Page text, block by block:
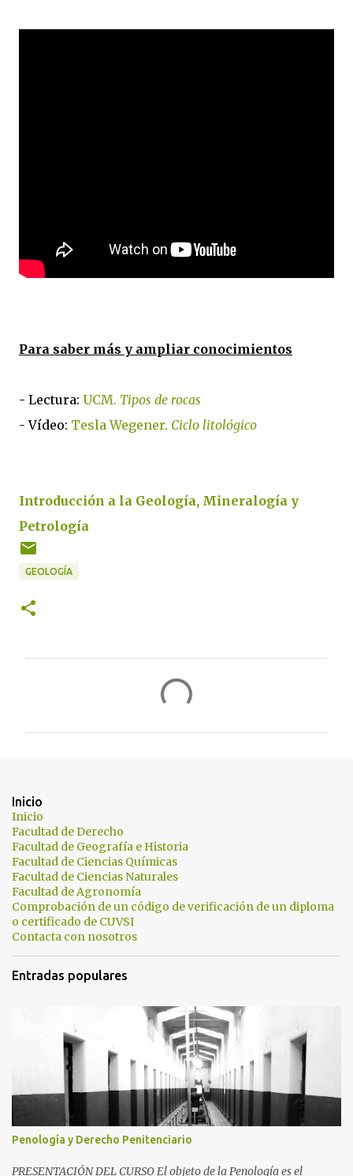
Para saber más y ampliar conocimientos
- Lectura: UCM. Tipos de rocas
- Vídeo: Tesla Wegener. Ciclo litológico
Introducción a la Geología, Mineralogía y
Petrología
GEOLOGÍA
a
r
i
o
s
Inicio
Inicio
Facultad de Derecho
Facultad de Geografía e Historia
Facultad de Ciencias Químicas
Facultad de Ciencias Naturales
Facultad de Agronomía
Comprobación de un código de verificación de un diploma
o certificado de CUVSI
Contacta con nosotros
Entradas populares
Penología y Derecho Penitenciario
PRESENTACIÓN DEL CURSO El objeto de la Penología es el